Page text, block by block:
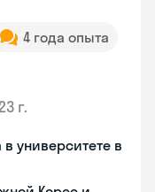
4 года опыта
г.
университете в